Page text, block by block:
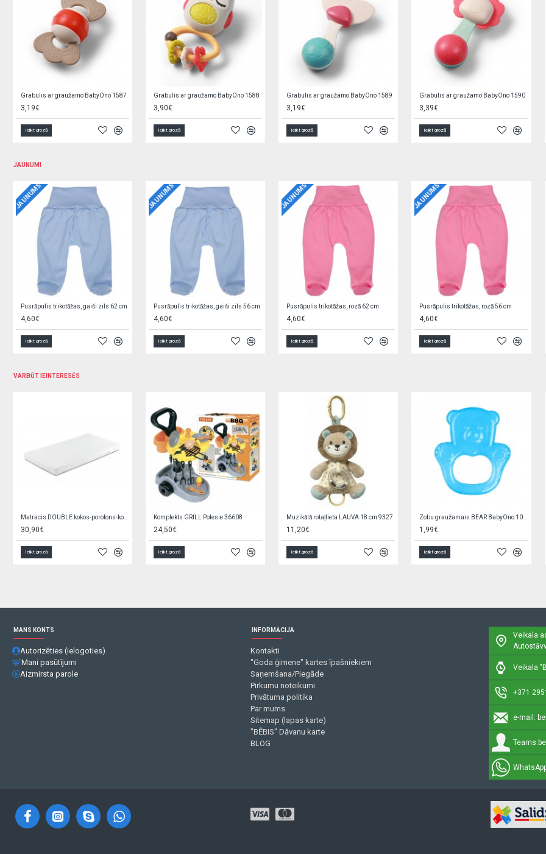
Grabulis ar graužamo BabyOno 1593
3,19€
Ielikt grozā
Grabulis ar lodītēm 02/457 blue
4,69€
Ielikt grozā
Grabulis ar lodītēm 02/457 red
4,69€
Ielikt grozā
Grabulis ar zobgrauzni LĀCIS 56/139 blue
3,89€
Ielikt grozā
JAUNUMI
JAUNUMS
Jaciņa trikotāžas, rozā 62 cm O0YEYROX
5,90€
Ielikt grozā
JAUNUMS
Jaciņa trikotāžas, gaiši zila 62 cm F9W2GGPL
5,90€
Ielikt grozā
JAUNUMS
5,90€
Ielikt grozā
JAUNUMS
Zīdaiņu cimdiņi-dūraiņi STARS
1,90€
Ielikt grozā
VARBŪT IEINTERESĒS
Zīdaiņu zābaciņi 3-9 mēn. OBO-0178
6,00€
Ielikt grozā
0,65€
Ielikt grozā
Rompers SUMMER 20001 blue
2,90€
Ielikt grozā
Zeķubikses baltas RAB-0002 (80-122 cm)
3,90€
Ielikt grozā
MANS KONTS
Autorizēties (ielogoties)
Mani pasūtījumi
Aizmirsta parole
INFORMĀCIJA
Kontakti
"Goda ģimene" kartes īpašniekiem
Saņemšana/Piegāde
Pirkumu noteikumi
Privātuma politika
Par mums
Sitemap (lapas karte)
"BĒBIS" Dāvanu karte
BLOG
Veikala
Veikala
+371
e-mail:
Teams: